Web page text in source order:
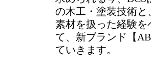
の木工・塗装技術
素材を扱った経験
て、新ブランド【
ていきます。